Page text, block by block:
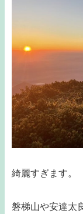
綺麗すぎます。
磐梯山や安達太